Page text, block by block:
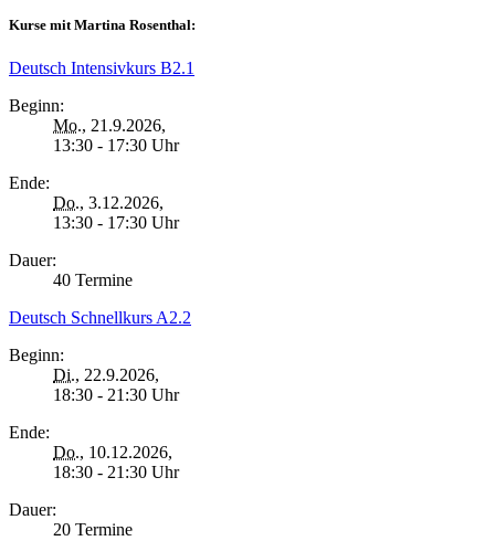
Kurse mit Martina Rosenthal:
Deutsch Intensivkurs B2.1
Beginn:
Mo., 21.9.2026,
13:30 - 17:30 Uhr
Ende:
Do., 3.12.2026,
13:30 - 17:30 Uhr
Dauer:
40 Termine
Deutsch Schnellkurs A2.2
Beginn:
Di., 22.9.2026,
18:30 - 21:30 Uhr
Ende:
Do., 10.12.2026,
18:30 - 21:30 Uhr
Dauer:
20 Termine